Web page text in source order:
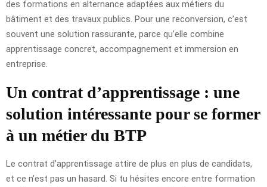
des formations en alternance adaptées aux métiers du
bâtiment et des travaux publics. Pour une reconversion, c’est
souvent une solution rassurante, parce qu’elle combine
apprentissage concret, accompagnement et immersion en
entreprise.
Un contrat d’apprentissage : une
solution intéressante pour se former
à un métier du BTP
Le contrat d’apprentissage attire de plus en plus de candidats,
et ce n’est pas un hasard. Si tu hésites encore entre formation